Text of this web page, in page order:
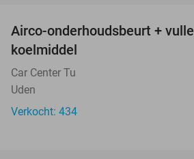
Airco-onderhoudsbeurt +
koelmiddel
Car Center Tu
Uden
Verkocht: 434